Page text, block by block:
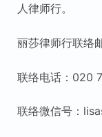
人律师行。
丽莎律师行联络
联络电话：020
联络微信号：